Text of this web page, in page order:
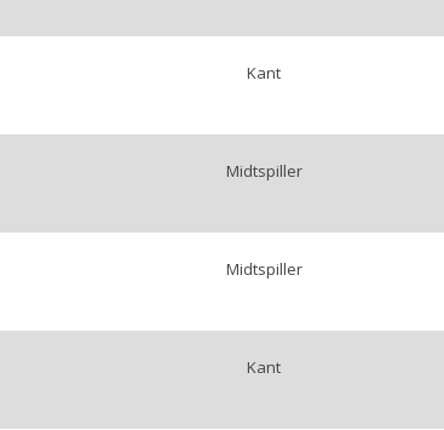
Kant
Midtspiller
Midtspiller
Kant